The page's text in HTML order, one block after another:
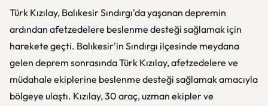
Türk Kızılay, Balıkesir Sındırgı'da yaşanan depremin
ardından afetzedelere beslenme desteği sağlamak için
harekete geçti. Balıkesir'in Sındırgı ilçesinde meydana
gelen deprem sonrasında Türk Kızılay, afetzedelere ve
müdahale ekiplerine beslenme desteği sağlamak amacıyla
bölgeye ulaştı. Kızılay, 30 araç, uzman ekipler ve